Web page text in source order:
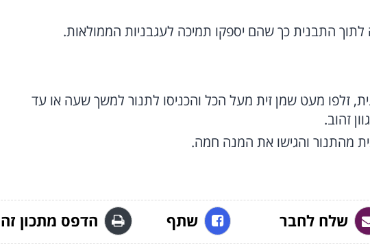
התבנית כך שהם יספקו תמיכה לעגבניות הממולאות.
זלפו מעט שמן זית מעל הכל והכניסו לתנור למשך שעה או עד
זהוב.
מהתנור והגישו את המנה חמה.
שלח לחבר שתף הדפס מתכון זה